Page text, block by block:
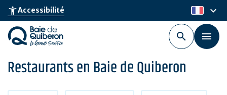
Aller
au
contenu
principal
accessibility_newAccessibilité fr
keyboard_arrow_down
Restaurants en Baie de Quiberon